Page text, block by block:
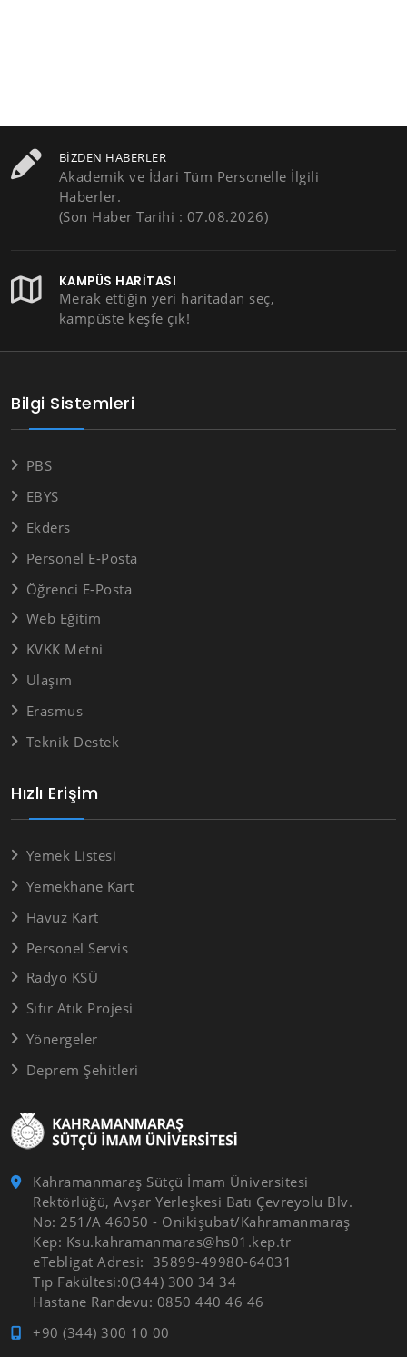
BIZDEN HABERLER
Akademik ve İdari Tüm Personelle İlgili
Haberler.
(Son Haber Tarihi : 07.08.2026)
KAMPÜS HARITASI
Merak ettiğin yeri haritadan seç,
kampüste keşfe çık!
Kahramanmaraş Sütçü İmam Üniversitesi
Rektörlüğü, Avşar Yerleşkesi Batı Çevreyolu Blv.
No: 251/A 46050 - Onikişubat/Kahramanmaraş
Kep: Ksu.kahramanmaras@hs01.kep.tr
eTebligat Adresi: 35899-49980-64031
Tıp Fakültesi:0(344) 300 34 34
Hastane Randevu: 0850 440 46 46
+90 (344) 300 10 00
Hızlı Erişim
Yemek Listesi
Yemekhane Kart
Havuz Kart
Personel Servis
Radyo KSÜ
Sıfır Atık Projesi
Yönergeler
Deprem Şehitleri
Bilgi Sistemleri
PBS
EBYS
Ekders
Personel E-Posta
Öğrenci E-Posta
Web Eğitim
KVKK Metni
Ulaşım
Erasmus
Teknik Destek